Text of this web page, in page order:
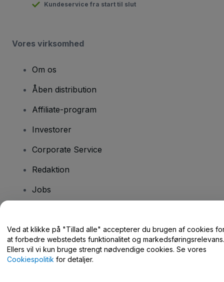
Kundeservice fra start til slut
Vores virksomhed
Om os
Åben distribution
Affiliate-program
Investorer
Corporate Service
Redaktion
Jobs
Har du spørgsmål?
Hjælpecenter / Kontakt os
Ved at klikke på "Tillad alle" accepterer du brugen af cookies
at forbedre webstedets funktionalitet og markedsføringsrelevans.
Ellers vil vi kun bruge strengt nødvendige cookies. Se vores
Cookiespolitik for detaljer.